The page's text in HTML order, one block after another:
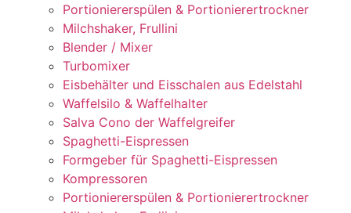
Portioniererspülen & Portionierertrockner
Milchshaker, Frullini
Blender / Mixer
Turbomixer
Eisbehälter und Eisschalen aus Edelstahl
Waffelsilo & Waffelhalter
Salva Cono der Waffelgreifer
Spaghetti-Eispressen
Formgeber für Spaghetti-Eispressen
Kompressoren
Portioniererspülen & Portionierertrockner